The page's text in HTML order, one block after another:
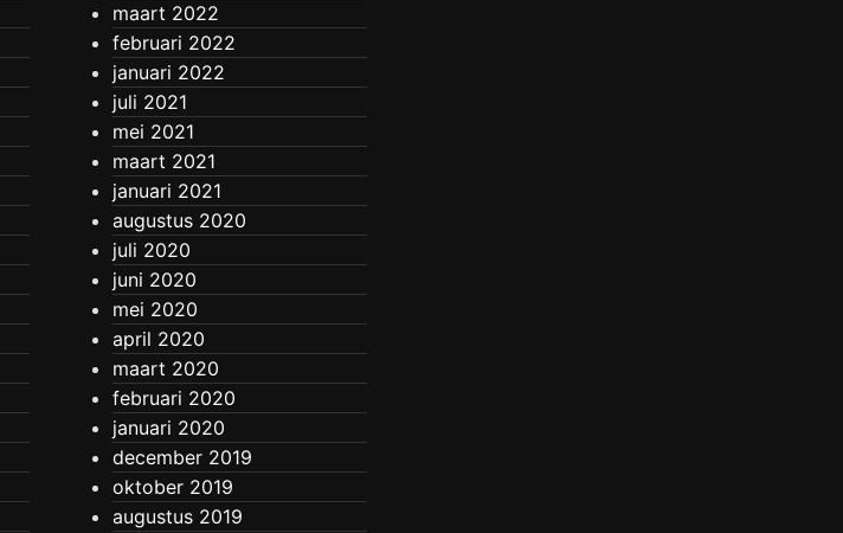
maart 2022
februari 2022
januari 2022
juli 2021
mei 2021
maart 2021
januari 2021
augustus 2020
juli 2020
juni 2020
mei 2020
april 2020
maart 2020
februari 2020
januari 2020
december 2019
oktober 2019
augustus 2019